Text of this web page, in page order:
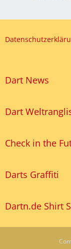
Dart News
Dart
Check in the
Darts Graffiti
Dartn.de Shirt